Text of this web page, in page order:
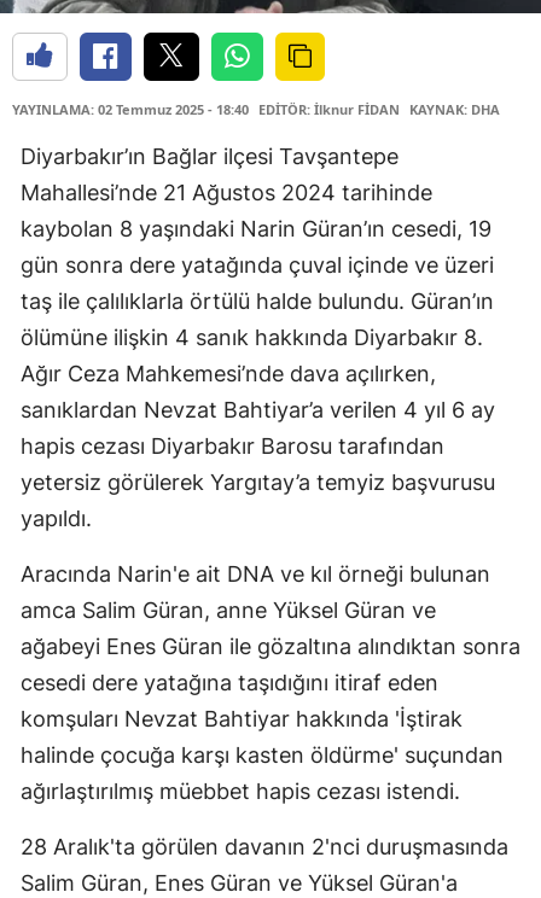
YAYINLAMA: 02 Temmuz 2025 - 18:40 EDİTÖR: İlknur FİDAN KAYNAK: DHA
Diyarbakır’ın Bağlar ilçesi Tavşantepe
Mahallesi’nde 21 Ağustos 2024 tarihinde
kaybolan 8 yaşındaki Narin Güran’ın cesedi, 19
gün sonra dere yatağında çuval içinde ve üzeri
taş ile çalılıklarla örtülü halde bulundu. Güran’ın
ölümüne ilişkin 4 sanık hakkında Diyarbakır 8.
Ağır Ceza Mahkemesi’nde dava açılırken,
sanıklardan Nevzat Bahtiyar’a verilen 4 yıl 6 ay
hapis cezası Diyarbakır Barosu tarafından
yetersiz görülerek Yargıtay’a temyiz başvurusu
yapıldı.
Aracında Narin'e ait DNA ve kıl örneği bulunan
amca Salim Güran, anne Yüksel Güran ve
ağabeyi Enes Güran ile gözaltına alındıktan sonra
cesedi dere yatağına taşıdığını itiraf eden
komşuları Nevzat Bahtiyar hakkında 'İştirak
halinde çocuğa karşı kasten öldürme' suçundan
ağırlaştırılmış müebbet hapis cezası istendi.
28 Aralık'ta görülen davanın 2'nci duruşmasında
Salim Güran, Enes Güran ve Yüksel Güran'a